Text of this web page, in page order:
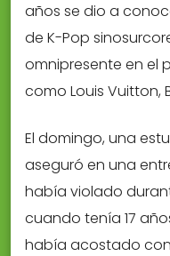
años se dio a
de K-Pop
omnipresente en el
como Louis Vuitton,
El domingo, una
aseguró en una
había violado
cuando tenía 17
había acostado